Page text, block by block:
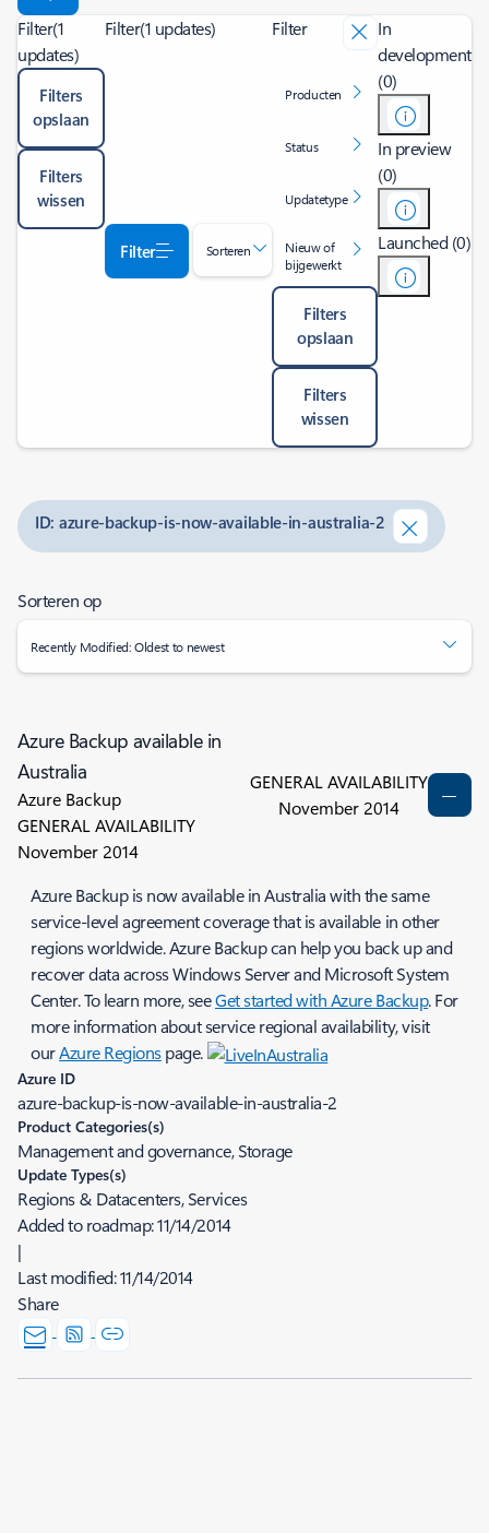
Filter(1
updates)
Filters
opslaan
Filters
wissen
Filter(1 updates)
Filter Sorteren
Filter
Producten
Status
Updatetype
Nieuw of
bijgewerkt
Filters
opslaan
Filters
wissen
In
development
(0)
In preview
(0)
Launched (0)
ID: azure-backup-is-now-available-in-australia-2
Sorteren op
Recently Modified: Oldest to newest
Azure Backup available in
Australia
Azure Backup
GENERAL AVAILABILITY
November 2014
GENERAL AVAILABILITY
November 2014
Azure Backup is now available in Australia with the same
service-level agreement coverage that is available in other
regions worldwide. Azure Backup can help you back up and
recover data across Windows Server and Microsoft System
Center. To learn more, seeGet started with Azure Backup. For
more information about service regional availability, visit
ourAzure Regionspage.
Azure ID
azure-backup-is-now-available-in-australia-2
Product Categories(s)
Management and governance, Storage
Update Types(s)
Regions & Datacenters, Services
Added to roadmap:11/14/2014
|
Last modified:11/14/2014
Share